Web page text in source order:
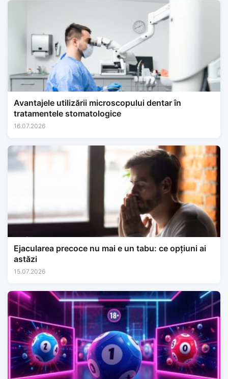
Avantajele utilizării microscopului dentar în
tratamentele stomatologice
16.07.2026
Ejacularea precoce nu mai e un tabu: ce opțiuni ai
astăzi
15.07.2026